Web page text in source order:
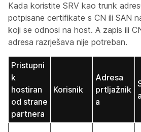
Kada koristite SRV kao trunk
potpisane certifikate s CN ili SAN
koji se odnosi na host. A zapis ili
adresa razrješava nije potreban.
Pristupni
k
hostiran
od strane
partnera
Korisnik
Adresa
prtljažnik
a